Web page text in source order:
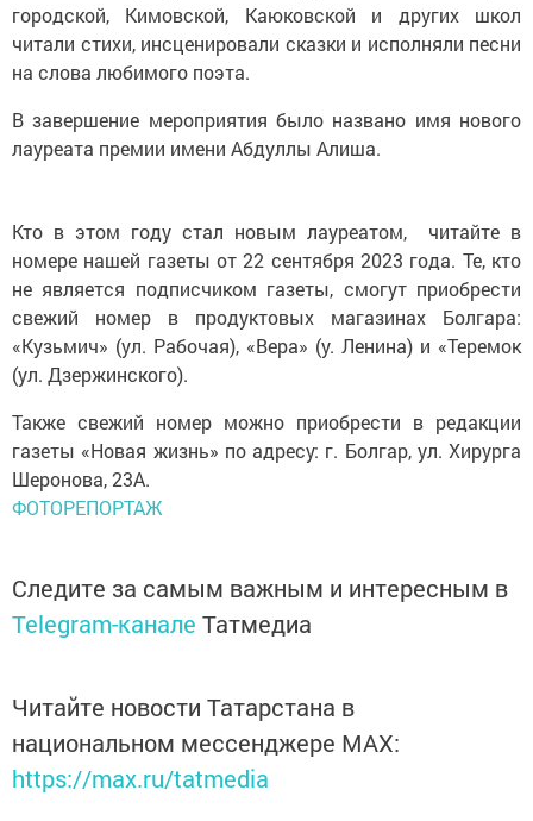
городской, Кимовской, Каюковской и других школ
читали стихи, инсценировали сказки и исполняли песни
на слова любимого поэта.
В завершение мероприятия было названо имя нового
лауреата премии имени Абдуллы Алиша.
Кто в этом году стал новым лауреатом, читайте в
номере нашей газеты от 22 сентября 2023 года. Те, кто
не является подписчиком газеты, смогут приобрести
свежий номер в продуктовых магазинах Болгара:
«Кузьмич» (ул. Рабочая), «Вера» (у. Ленина) и «Теремок
(ул. Дзержинского).
Также свежий номер можно приобрести в редакции
газеты «Новая жизнь» по адресу: г. Болгар, ул. Хирурга
Шеронова, 23А.
ФОТОРЕПОРТАЖ
Следите за самым важным и интересным в
Telegram-канале Татмедиа
Читайте новости Татарстана в
национальном мессенджере MАХ:
https://max.ru/tatmedia